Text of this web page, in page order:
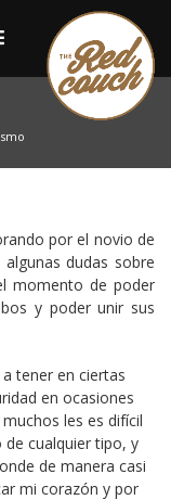
por el novio de
dudas sobre
momento de poder
y poder unir sus
tener en ciertas
en ocasiones
les es difícil
cualquier tipo, y
de manera casi
mi corazón y por